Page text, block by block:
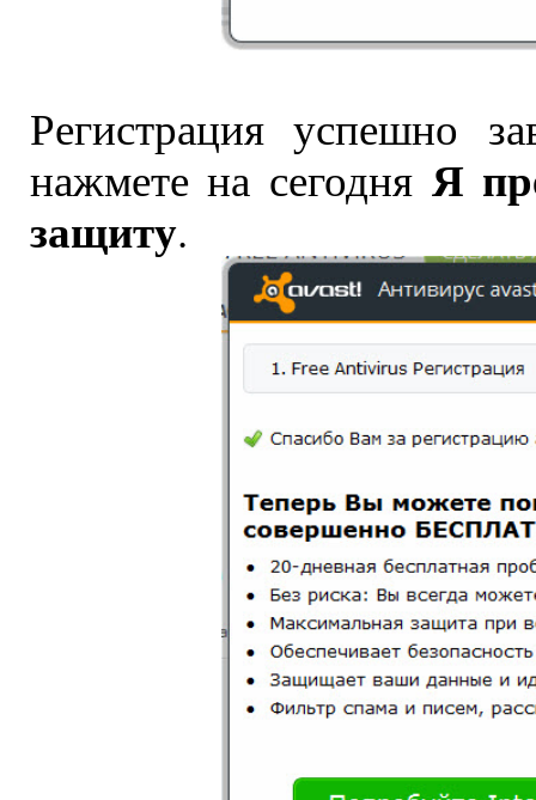
Регистрация успешно
нажмете на сегодня Я
защиту.